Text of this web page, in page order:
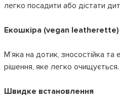
легко посадити або дістати
Екошкіра (vegan leatherette)
М’яка на дотик, зносостійка та
рішення, яке легко очищується.
Швидке встановлення